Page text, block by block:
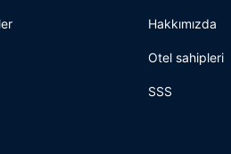
Hakkımızda
Otel sahipleri
SSS